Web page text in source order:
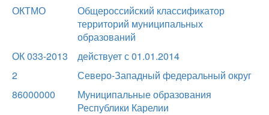
ОКТМО
Общероссийский классификатор
территорий муниципальных
образований
ОК 033-2013
действует с 01.01.2014
2
Северо-Западный федеральный округ
86000000
Муниципальные образования
Республики Карелии